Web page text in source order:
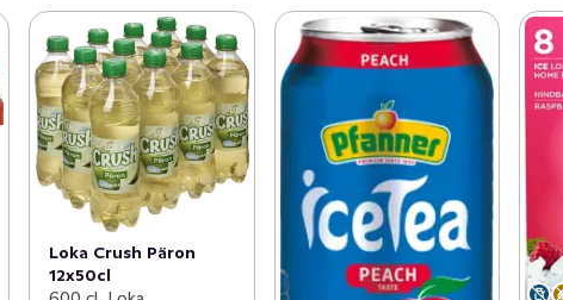
Loka Crush Päron
12x50cl